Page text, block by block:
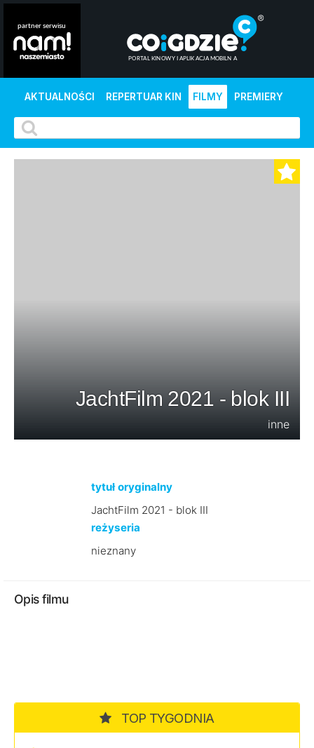
AKTUALNOŚCI REPERTUAR KIN FILMY PREMIERY
JachtFilm 2021 - blok III
inne
tytuł oryginalny
JachtFilm 2021 - blok III
reżyseria
nieznany
Opis filmu
TOP TYGODNIA